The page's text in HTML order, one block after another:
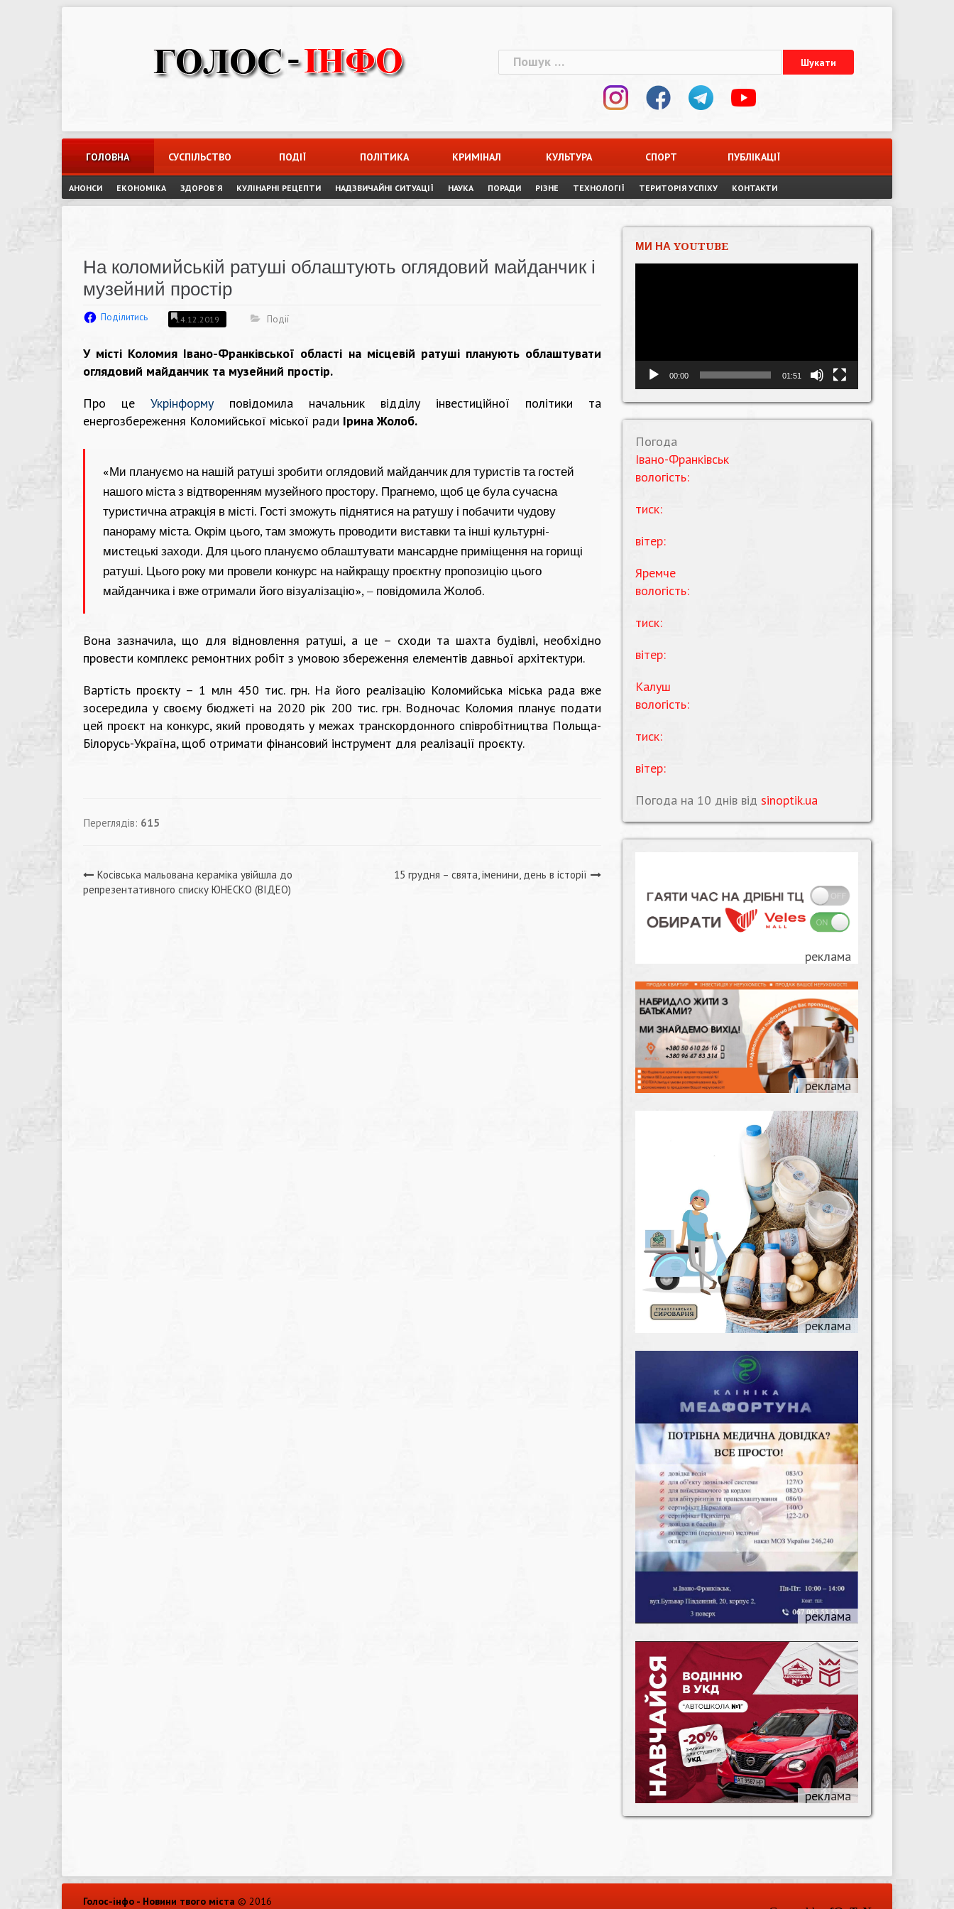
Пошук:
ГОЛОВНА СУСПІЛЬСТВО ПОДІЇ ПОЛІТИКА КРИМІНАЛ КУЛЬТУРА СПОРТ ПУБЛІКАЦІЇ
АНОНСИ ЕКОНОМІКА ЗДОРОВ`Я КУЛІНАРНІ РЕЦЕПТИ НАДЗВИЧАЙНІ СИТУАЦІЇ НАУКА ПОРАДИ РІЗНЕ ТЕХНОЛОГІЇ ТЕРИТОРІЯ УСПІХУ КОНТАКТИ
На коломийській ратуші облаштують оглядовий майданчик і
музейний простір
Поділитись 14.12.2019 Події
У місті Коломия Івано-Франківської області на місцевій ратуші планують облаштувати
оглядовий майданчик та музейний простір.
Про це
Укрінформу
повідомила начальник відділу інвестиційної політики та
енергозбереження Коломийської міської ради Ірина Жолоб.
«Ми плануємо на нашій ратуші зробити оглядовий майданчик для туристів та гостей
нашого міста з відтворенням музейного простору. Прагнемо, щоб це була сучасна
туристична атракція в місті. Гості зможуть піднятися на ратушу і побачити чудову
панораму міста. Окрім цього, там зможуть проводити виставки та інші культурні-
мистецькі заходи. Для цього плануємо облаштувати мансардне приміщення на горищі
ратуші. Цього року ми провели конкурс на найкращу проєктну пропозицію цього
майданчика і вже отримали його візуалізацію», – повідомила Жолоб.
Вона зазначила, що для відновлення ратуші, а це – сходи та шахта будівлі, необхідно
провести комплекс ремонтних робіт з умовою збереження елементів давньої архітектури.
Вартість проєкту – 1 млн 450 тис. грн. На його реалізацію Коломийська міська рада вже
зосередила у своєму бюджеті на 2020 рік 200 тис. грн. Водночас Коломия планує подати
цей проєкт на конкурс, який проводять у межах транскордонного співробітництва Польща-
Білорусь-Україна, щоб отримати фінансовий інструмент для реалізації проєкту.
Переглядів: 615
Навігація
Косівська мальована кераміка увійшла до
репрезентативного списку ЮНЕСКО (ВІДЕО)
15 грудня – свята, іменини, день в історії
МИ НА YOUTUBE
00:00 01:51
Погода
Івано-Франківськ
вологість:
тиск:
вітер:
Яремче
вологість:
тиск:
вітер:
Калуш
вологість:
тиск:
вітер:
Погода на 10 днів від sinoptik.ua
Голос-інфо - Новини твого міста © 2016